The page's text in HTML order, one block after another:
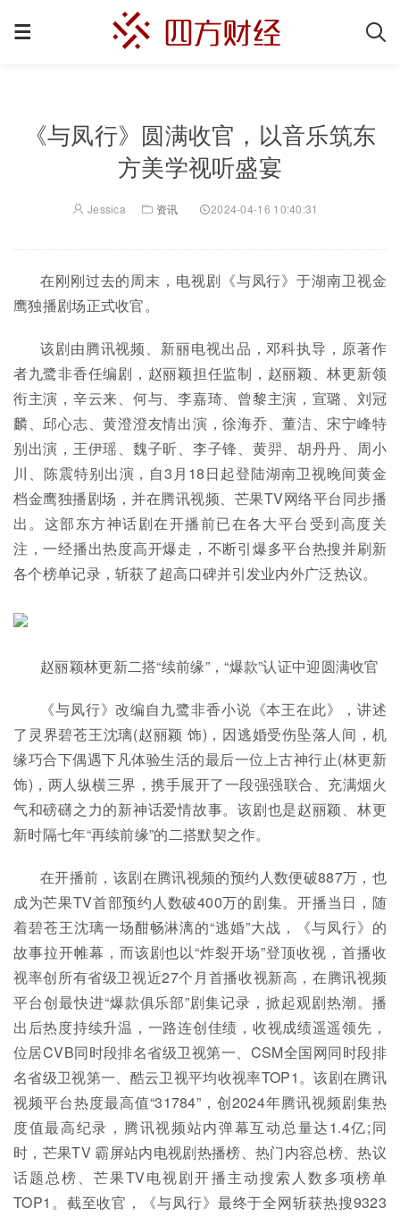
《与凤行》圆满收官，以音乐筑东
方美学视听盛宴
Jessica 资讯 2024-04-16 10:40:31
在刚刚过去的周末，电视剧《与凤行》于湖南卫视金
鹰独播剧场正式收官。
该剧由腾讯视频、新丽电视出品，邓科执导，原著作
者九鹭非香任编剧，赵丽颖担任监制，赵丽颖、林更新领
衔主演，辛云来、何与、李嘉琦、曾黎主演，宣璐、刘冠
麟、邱心志、黄澄澄友情出演，徐海乔、董洁、宋宁峰特
别出演，王伊瑶、魏子昕、李子锋、黄羿、胡丹丹、周小
川、陈震特别出演，自3月18日起登陆湖南卫视晚间黄金
档金鹰独播剧场，并在腾讯视频、芒果TV网络平台同步播
出。这部东方神话剧在开播前已在各大平台受到高度关
注，一经播出热度高开爆走，不断引爆多平台热搜并刷新
各个榜单记录，斩获了超高口碑并引发业内外广泛热议。
赵丽颖林更新二搭“续前缘”，“爆款”认证中迎圆满收官
《与凤行》改编自九鹭非香小说《本王在此》，讲述
了灵界碧苍王沈璃(赵丽颖 饰)，因逃婚受伤坠落人间，机
缘巧合下偶遇下凡体验生活的最后一位上古神行止(林更新
饰)，两人纵横三界，携手展开了一段强强联合、充满烟火
气和磅礴之力的新神话爱情故事。该剧也是赵丽颖、林更
新时隔七年“再续前缘”的二搭默契之作。
在开播前，该剧在腾讯视频的预约人数便破887万，也
成为芒果TV首部预约人数破400万的剧集。开播当日，随
着碧苍王沈璃一场酣畅淋漓的“逃婚”大战，《与凤行》的
故事拉开帷幕，而该剧也以“炸裂开场”登顶收视，首播收
视率创所有省级卫视近27个月首播收视新高，在腾讯视频
平台创最快进“爆款俱乐部”剧集记录，掀起观剧热潮。播
出后热度持续升温，一路连创佳绩，收视成绩遥遥领先，
位居CVB同时段排名省级卫视第一、CSM全国网同时段排
名省级卫视第一、酷云卫视平均收视率TOP1。该剧在腾讯
视频平台热度最高值“31784”，创2024年腾讯视频剧集热
度值最高纪录，腾讯视频站内弹幕互动总量达1.4亿;同
时，芒果TV 霸屏站内电视剧热播榜、热门内容总榜、热议
话题总榜、芒果TV电视剧开播主动搜索人数多项榜单
TOP1。截至收官，《与凤行》最终于全网斩获热搜9323